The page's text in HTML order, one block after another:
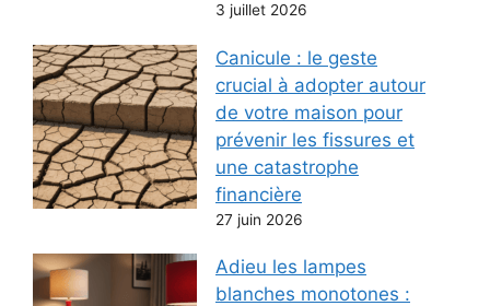
3 juillet 2026
Canicule : le geste
crucial à adopter autour
de votre maison pour
prévenir les fissures et
une catastrophe
financière
27 juin 2026
Adieu les lampes
blanches monotones :